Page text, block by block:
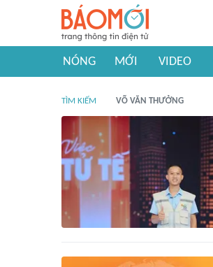
NÓNG MỚI VIDEO
TÌM KIẾM VÕ VĂN THƯỞNG